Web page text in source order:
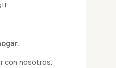
con nosotros.